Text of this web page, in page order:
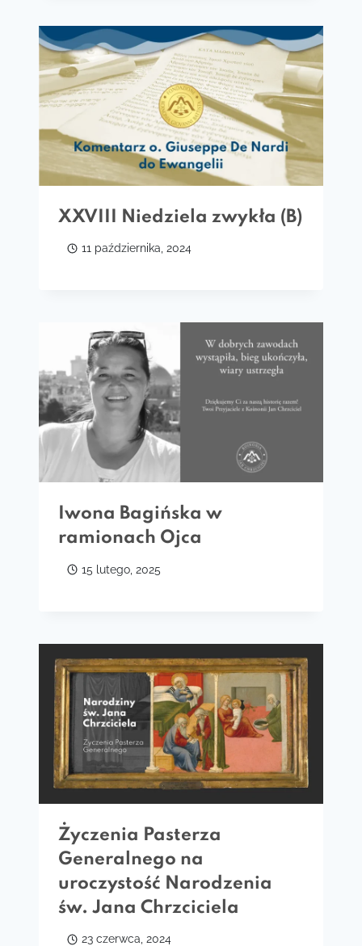
XXVIII Niedziela zwykła (B)
11 października, 2024
Iwona Bagińska w
ramionach Ojca
15 lutego, 2025
Życzenia Pasterza
Generalnego na
uroczystość Narodzenia
św. Jana Chrzciciela
23 czerwca, 2024